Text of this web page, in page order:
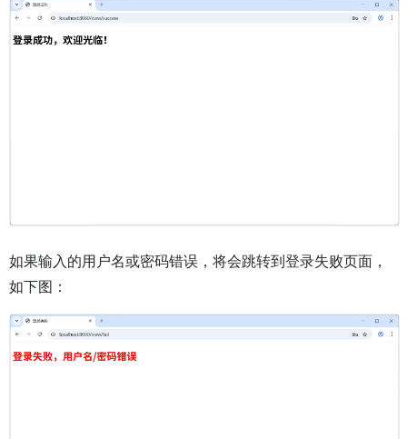
如果输入的用户名或密码错误，将会跳转到登录失败页面，
如下图：